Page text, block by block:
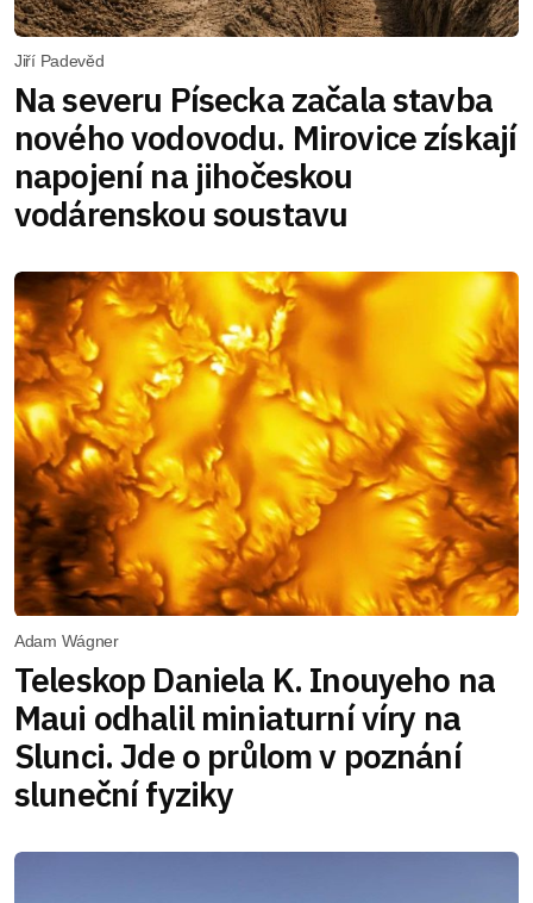
Jiří Padevěd
Na severu Písecka začala stavba
nového vodovodu. Mirovice získají
napojení na jihočeskou
vodárenskou soustavu
Adam Wágner
Teleskop Daniela K. Inouyeho na
Maui odhalil miniaturní víry na
Slunci. Jde o průlom v poznání
sluneční fyziky